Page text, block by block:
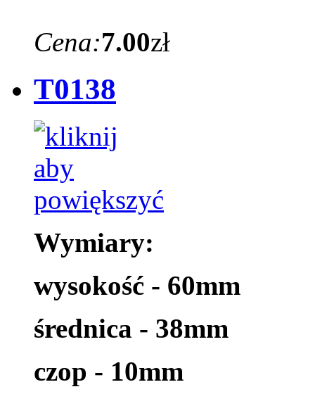
Cena:7.00zł
T0138
Wymiary:
wysokość - 60mm
średnica - 38mm
czop - 10mm